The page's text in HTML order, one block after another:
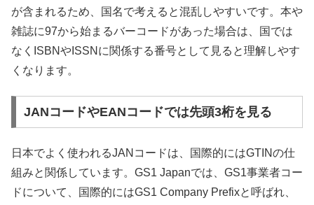
が含まれるため、国名で考えると混乱しやすいです。本や
雑誌に97から始まるバーコードがあった場合は、国では
なくISBNやISSNに関係する番号として見ると理解しやす
くなります。
JANコードやEANコードでは先頭3桁を見る
日本でよく使われるJANコードは、国際的にはGTINの仕
組みと関係しています。GS1 Japanでは、GS1事業者コー
ドについて、国際的にはGS1 Company Prefixと呼ばれ、